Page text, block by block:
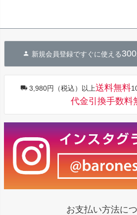
新規会員登録ですぐに使える300
3,980円（税込）以上送料無料
代金引換手数料
お支払い方法に